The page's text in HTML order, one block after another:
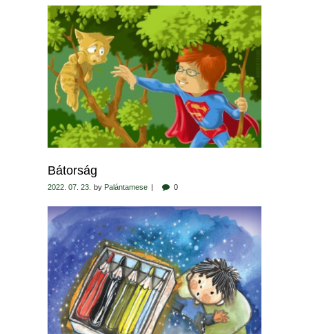
Bátorság
2022. 07. 23. by Palántamese 0